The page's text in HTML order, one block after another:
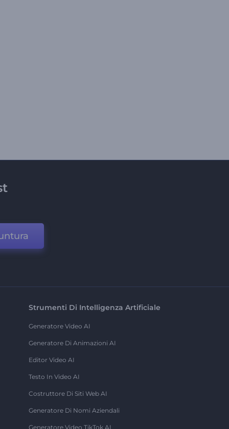
Strumenti Di Intelligenza Artificiale
Generatore Video AI
Generatore Di Animazioni AI
Editor Video AI
Testo In Video AI
Costruttore Di Siti Web AI
Generatore Di Nomi Aziendali
Generatore Video TikTok AI